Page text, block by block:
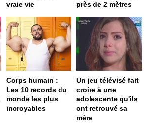
vraie vie
près de 2 mètres
Corps humain :
Les 10 records du
monde les plus
incroyables
Un jeu télévisé fait
croire à une
adolescente qu'ils
ont retrouvé sa
mère